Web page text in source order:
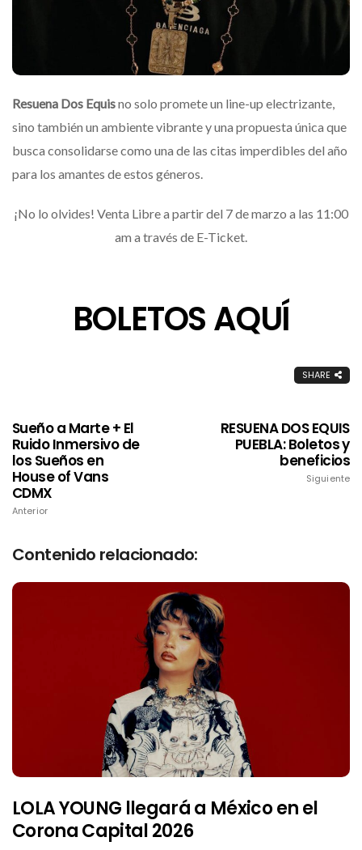
Resuena Dos Equisno solo promete un line-up electrizante,
sino también un ambiente vibrante y una propuesta única que
busca consolidarse como una de las citas imperdibles del año
para los amantes de estos géneros.
¡No lo olvides! Venta Libre a partir del 7 de marzo a las 11:00
am a través de E-Ticket.
BOLETOS AQUÍ
SHARE
Sueño a Marte + El
Ruido Inmersivo de
los Sueños en
House of Vans
CDMX
Anterior
RESUENA DOS EQUIS
PUEBLA: Boletos y
beneficios
Siguiente
Contenido relacionado:
LOLA YOUNG llegará a México en el
Corona Capital 2026